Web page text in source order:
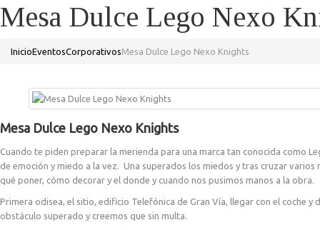
Mesa Dulce Lego Nexo
InicioEventosCorporativosMesa Dulce Lego Nexo Knights
Mesa Dulce Lego Nexo Knights
Cuando te piden preparar la merienda para una marca tan conocida como
de emoción y miedo a la vez. Una superados los miedos y tras cruzar varios
qué poner, cómo decorar y el donde y cuando nos pusimos manos a la obra.
Primera odisea, el sitio, edificio Telefónica de Gran Vía, llegar con el coche y
obstáculo superado y creemos que sin multa.